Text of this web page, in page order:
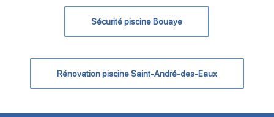
Sécurité piscine Bouaye
Rénovation piscine Saint-André-des-Eaux